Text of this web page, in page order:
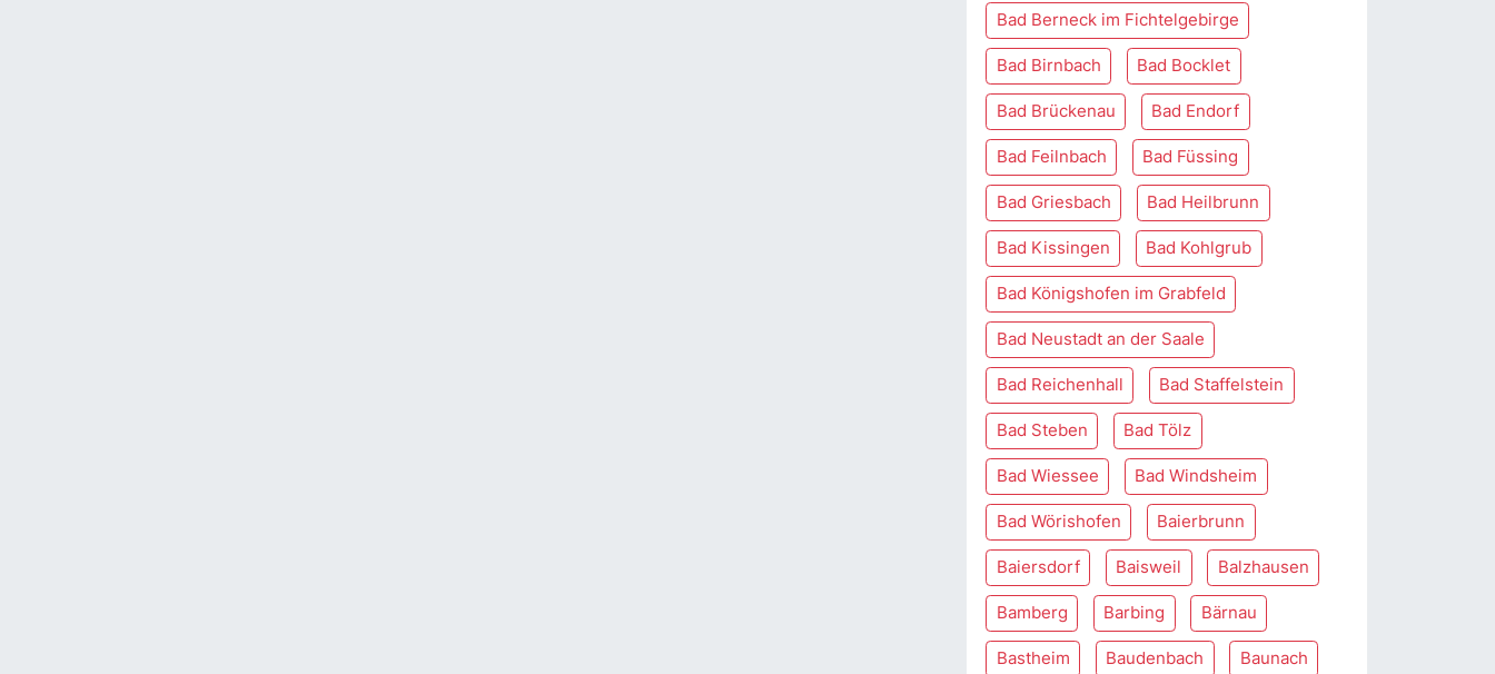
Bad Berneck im Fichtelgebirge
Bad Birnbach Bad Bocklet
Bad Brückenau Bad Endorf
Bad Feilnbach Bad Füssing
Bad Griesbach Bad Heilbrunn
Bad Kissingen Bad Kohlgrub
Bad Königshofen im Grabfeld
Bad Neustadt an der Saale
Bad Reichenhall Bad Staffelstein
Bad Steben Bad Tölz
Bad Wiessee Bad Windsheim
Bad Wörishofen Baierbrunn
Baiersdorf Baisweil Balzhausen
Bamberg Barbing Bärnau
Bastheim Baudenbach Baunach